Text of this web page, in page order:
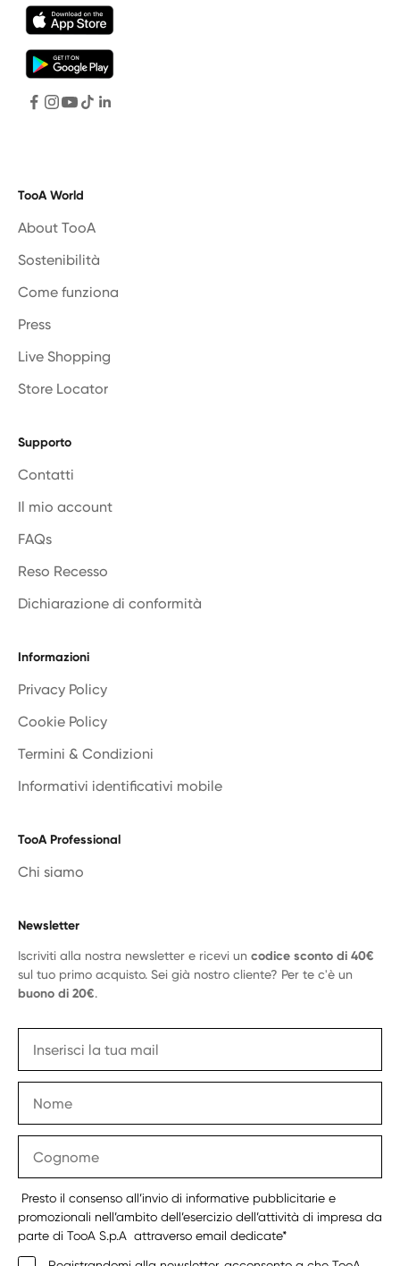
TooA World
About TooA
Sostenibilità
Come funziona
Press
Live Shopping
Store Locator
Supporto
Contatti
Il mio account
FAQs
Reso Recesso
Dichiarazione di conformità
Informazioni
Privacy Policy
Cookie Policy
Termini & Condizioni
Informativi identificativi mobile
TooA Professional
Chi siamo
Newsletter
Iscriviti alla nostra newsletter e ricevi un codice sconto di 40€
sul tuo primo acquisto. Sei già nostro cliente? Per te c'è un
buono di 20€.
Presto il consenso all’invio di informative pubblicitarie e
promozionali nell’ambito dell’esercizio dell’attività di impresa da
parte di TooA S.p.A attraverso email dedicate*